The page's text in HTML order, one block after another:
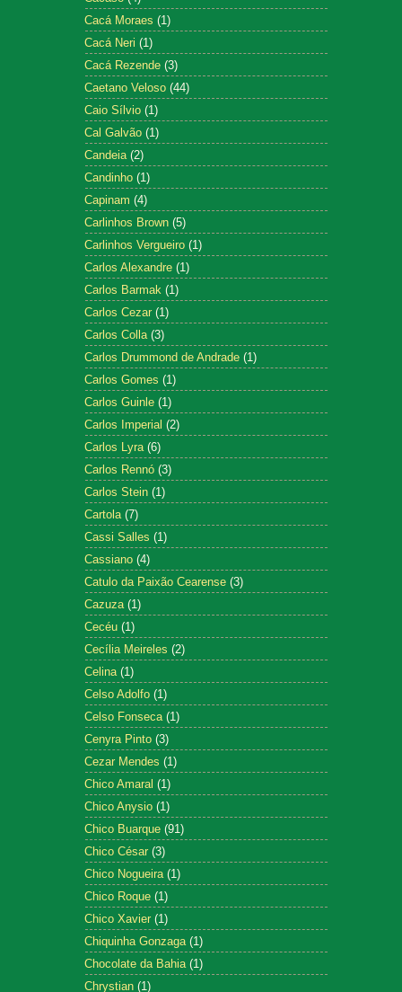
Cacá Moraes (1)
Cacá Neri (1)
Cacá Rezende (3)
Caetano Veloso (44)
Caio Sílvio (1)
Cal Galvão (1)
Candeia (2)
Candinho (1)
Capinam (4)
Carlinhos Brown (5)
Carlinhos Vergueiro (1)
Carlos Alexandre (1)
Carlos Barmak (1)
Carlos Cezar (1)
Carlos Colla (3)
Carlos Drummond de Andrade (1)
Carlos Gomes (1)
Carlos Guinle (1)
Carlos Imperial (2)
Carlos Lyra (6)
Carlos Rennó (3)
Carlos Stein (1)
Cartola (7)
Cassi Salles (1)
Cassiano (4)
Catulo da Paixão Cearense (3)
Cazuza (1)
Cecéu (1)
Cecília Meireles (2)
Celina (1)
Celso Adolfo (1)
Celso Fonseca (1)
Cenyra Pinto (3)
Cezar Mendes (1)
Chico Amaral (1)
Chico Anysio (1)
Chico Buarque (91)
Chico César (3)
Chico Nogueira (1)
Chico Roque (1)
Chico Xavier (1)
Chiquinha Gonzaga (1)
Chocolate da Bahia (1)
Chrystian (1)